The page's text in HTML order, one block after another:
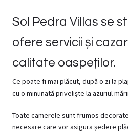
Sol Pedra Villas se
ofere servicii și
calitate oaspeților.
Ce poate fi mai plăcut, după o zi la
cu o minunată priveliște la azuriul
Toate camerele sunt frumos
necesare care vor asigura ședere